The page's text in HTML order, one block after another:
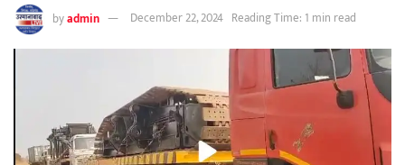
byadmin December 22, 2024 Reading Time: 1 min read